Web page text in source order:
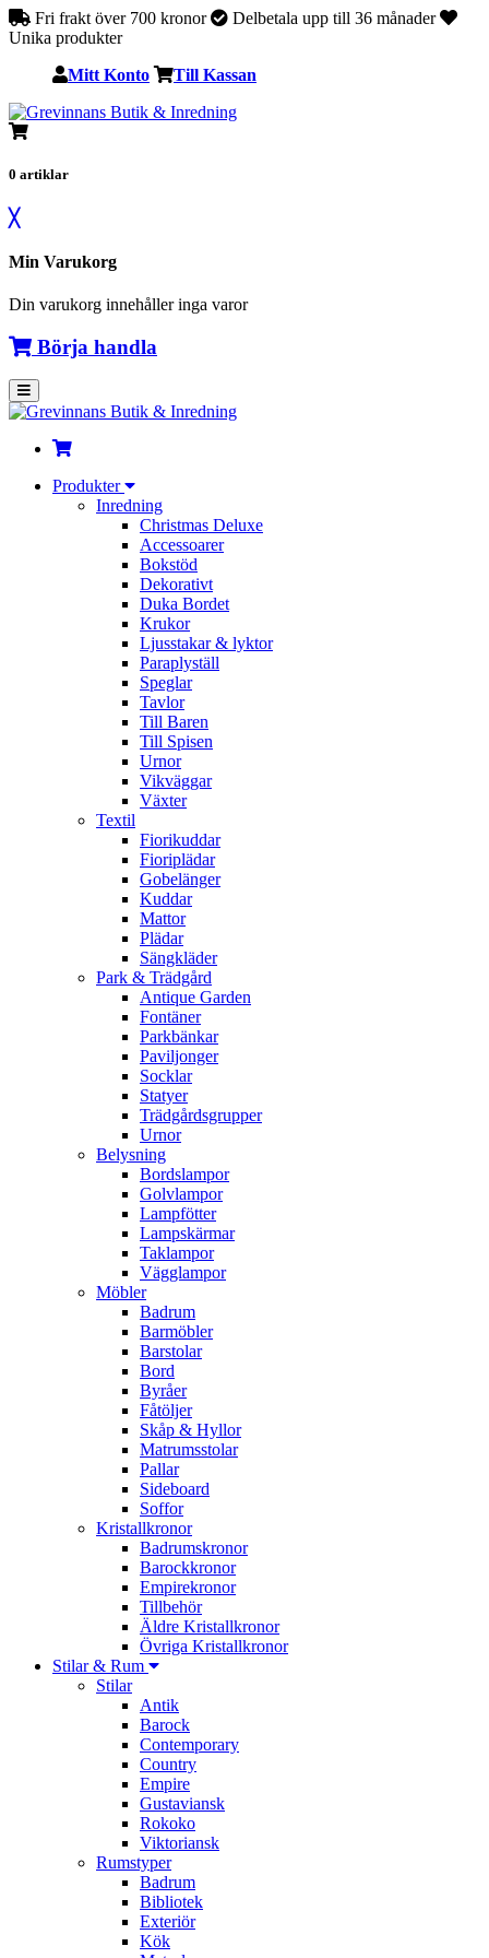
Fri frakt över 700 kronor
Delbetala upp till 36 månader
Unika produkter
Mitt Konto Till Kassan
0 artiklar
╳
Min Varukorg
Din varukorg innehåller inga varor
Börja handla
Produkter
Inredning
Christmas Deluxe
Accessoarer
Bokstöd
Dekorativt
Duka Bordet
Krukor
Ljusstakar & lyktor
Paraplyställ
Speglar
Tavlor
Till Baren
Till Spisen
Urnor
Vikväggar
Växter
Textil
Fiorikuddar
Fioriplädar
Gobelänger
Kuddar
Mattor
Plädar
Sängkläder
Park & Trädgård
Antique Garden
Fontäner
Parkbänkar
Paviljonger
Socklar
Statyer
Trädgårdsgrupper
Urnor
Belysning
Bordslampor
Golvlampor
Lampfötter
Lampskärmar
Taklampor
Vägglampor
Möbler
Badrum
Barmöbler
Barstolar
Bord
Byråer
Fåtöljer
Skåp & Hyllor
Matrumsstolar
Pallar
Sideboard
Soffor
Kristallkronor
Badrumskronor
Barockkronor
Empirekronor
Tillbehör
Äldre Kristallkronor
Övriga Kristallkronor
Stilar & Rum
Stilar
Antik
Barock
Contemporary
Country
Empire
Gustaviansk
Rokoko
Viktoriansk
Rumstyper
Badrum
Bibliotek
Exteriör
Kök